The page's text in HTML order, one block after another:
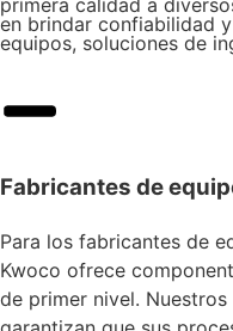
primera calidad a
en brindar confiabilidad
equipos, soluciones de
Fabricantes de
Para los fabricantes de
Kwoco ofrece
de primer nivel.